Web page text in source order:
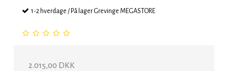
1-2 hverdage / På lager Grevinge MEGASTORE
2.015,00 DKK